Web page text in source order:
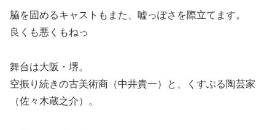
脇を固めるキャストもまた、嘘っぽさを際立てます。
良くも悪くもねっ️
舞台は大阪・堺。
空振り続きの古美術商（中井貴一）と、くすぶる陶芸家
（佐々木蔵之介）。